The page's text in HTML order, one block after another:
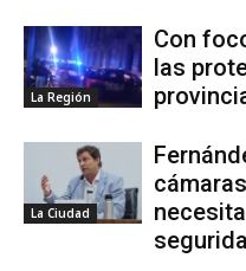
La Región
Con
las
La Ciudad